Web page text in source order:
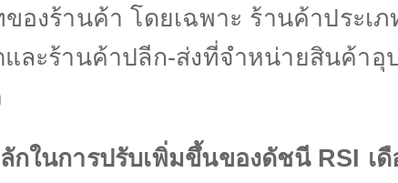
ของร้านค้า โดยเฉพาะ ร้านค้าประเภ
และร้านค้าปลีก-ส่งที่จำหน่ายสินค้าอุ
กในการปรับเพิ่มขึ้นของดัชนีRSI เ